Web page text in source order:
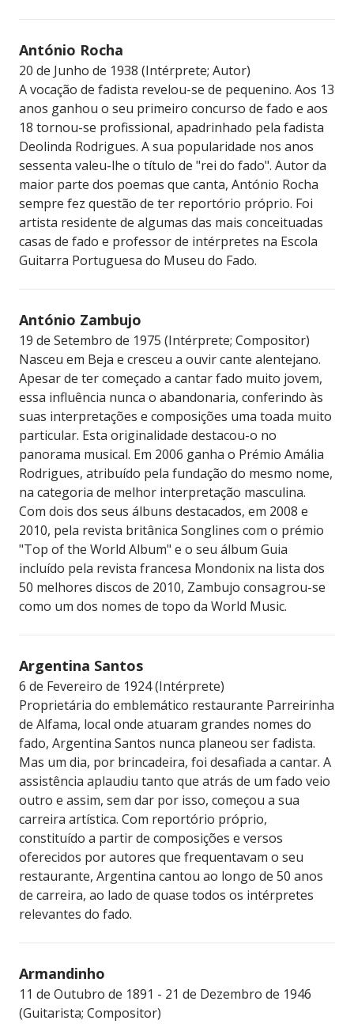
António Rocha
20 de Junho de 1938 (Intérprete; Autor)
A vocação de fadista revelou-se de pequenino. Aos 13
anos ganhou o seu primeiro concurso de fado e aos
18 tornou-se profissional, apadrinhado pela fadista
Deolinda Rodrigues. A sua popularidade nos anos
sessenta valeu-lhe o título de "rei do fado". Autor da
maior parte dos poemas que canta, António Rocha
sempre fez questão de ter reportório próprio. Foi
artista residente de algumas das mais conceituadas
casas de fado e professor de intérpretes na Escola
Guitarra Portuguesa do Museu do Fado.
António Zambujo
19 de Setembro de 1975 (Intérprete; Compositor)
Nasceu em Beja e cresceu a ouvir cante alentejano.
Apesar de ter começado a cantar fado muito jovem,
essa influência nunca o abandonaria, conferindo às
suas interpretações e composições uma toada muito
particular. Esta originalidade destacou-o no
panorama musical. Em 2006 ganha o Prémio Amália
Rodrigues, atribuído pela fundação do mesmo nome,
na categoria de melhor interpretação masculina.
Com dois dos seus álbuns destacados, em 2008 e
2010, pela revista britânica Songlines com o prémio
"Top of the World Album" e o seu álbum Guia
incluído pela revista francesa Mondonix na lista dos
50 melhores discos de 2010, Zambujo consagrou-se
como um dos nomes de topo da World Music.
Argentina Santos
6 de Fevereiro de 1924 (Intérprete)
Proprietária do emblemático restaurante Parreirinha
de Alfama, local onde atuaram grandes nomes do
fado, Argentina Santos nunca planeou ser fadista.
Mas um dia, por brincadeira, foi desafiada a cantar. A
assistência aplaudiu tanto que atrás de um fado veio
outro e assim, sem dar por isso, começou a sua
carreira artística. Com reportório próprio,
constituído a partir de composições e versos
oferecidos por autores que frequentavam o seu
restaurante, Argentina cantou ao longo de 50 anos
de carreira, ao lado de quase todos os intérpretes
relevantes do fado.
Armandinho
11 de Outubro de 1891 - 21 de Dezembro de 1946
(Guitarista; Compositor)